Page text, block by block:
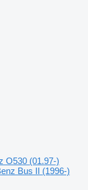
O530 (01.97-)
Bus II (1996-)